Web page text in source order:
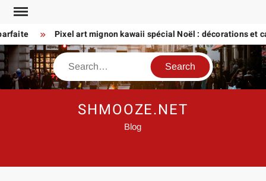
Skip
content
Pixel art mignon kawaii spécial Noël : décorations et
Search
SHMOOZE.NET
Blog